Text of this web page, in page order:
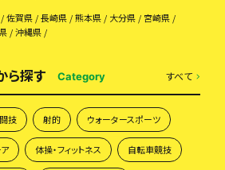
佐賀県 長崎県 熊本県 大分県
宮崎県
沖縄県
ら探す Category すべて
技 射的 ウォータースポーツ
体操・フィットネス 自転車競技